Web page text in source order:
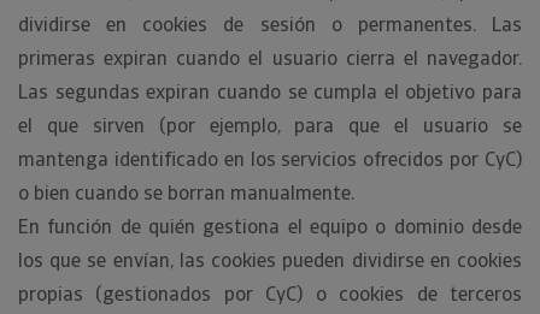
dividirse en cookies de sesión o permanentes. Las
primeras expiran cuando el usuario cierra el navegador.
Las segundas expiran cuando se cumpla el objetivo para
el que sirven (por ejemplo, para que el usuario se
mantenga identificado en los servicios ofrecidos por CyC)
o bien cuando se borran manualmente.
En función de quién gestiona el equipo o dominio desde
los que se envían, las cookies pueden dividirse en cookies
propias (gestionados por CyC) o cookies de terceros